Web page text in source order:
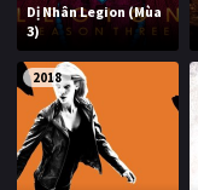
Dị Nhân Legion (Mùa
3)
2018